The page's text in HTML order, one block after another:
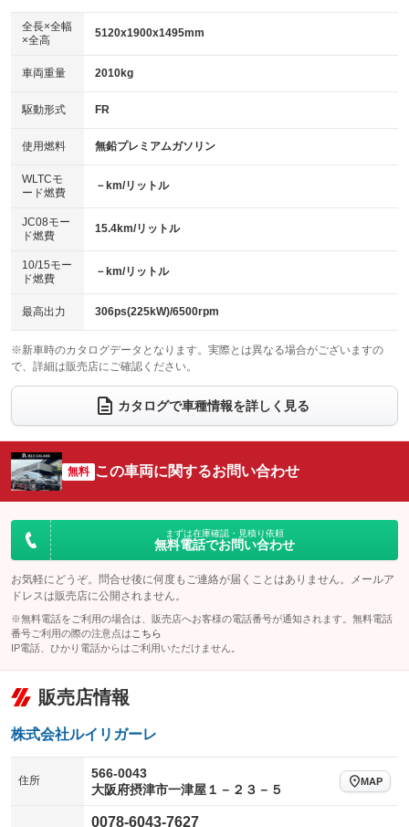
：装備なし
パワーウィンドウ
アイドリングストップ
：装備なし
USB入力端子
：装備なし
100V電源
：装備なし
センターデフロック
：装備なし
電動格納ミラー
：装備あり
：装備あり
革シート
キーレス
HID(キセノンライト)
：装備なし
バックカメラ
：装備あり
エアロ
：装備なし
：装備なし
パワーシート
ベンチシート
：装備なし
チップアップシート
：装備なし
：装備なし ：装備あり
ウォークスルー
：装備なし
電動リアゲート フロントカメラ
：装備あり
：装備なし ：装備あり
サイドカメラ
：装備あり ルーフレール
：装備なし
：装備あり
：装備なし
全長×全幅
×全高
5120x1900x1495mm
車両重量 2010kg
駆動形式 FR
使用燃料 無鉛プレミアムガソリン
WLTCモ
ード燃費
－km/リットル
JC08モー
ド燃費
15.4km/リットル
10/15モー
ド燃費
－km/リットル
最高出力 306ps(225kW)/6500rpm
※新車時のカタログデータとなります。実際とは異なる場合がございますの
で、詳細は販売店にご確認ください。
カタログで車種情報を詳しく見る
無料 この車両に関するお問い合わせ
まずは在庫確認・見積り依頼
無料電話でお問い合わせ
お気軽にどうぞ。問合せ後に何度もご連絡が届くことはありません。メールア
ドレスは販売店に公開されません。
※無料電話をご利用の場合は、販売店へお客様の電話番号が通知されます。無料電話
番号ご利用の際の注意点は こちら
IP電話、ひかり電話からはご利用いただけません。
販売店情報
株式会社ルイリガーレ
住所
566-0043
大阪府摂津市一津屋１－２３－５
MAP
0078-6043-7627